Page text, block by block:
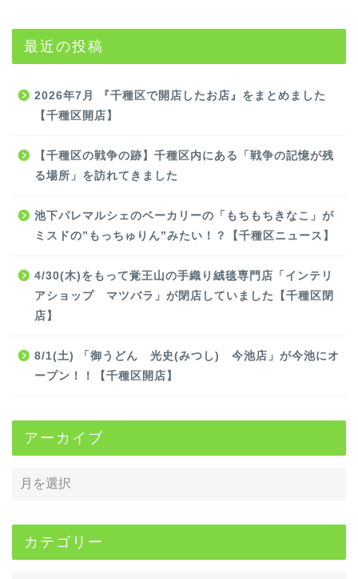
最近の投稿
2026年7月 『千種区で開店したお店』をまとめました
【千種区開店】
【千種区の戦争の跡】千種区内にある「戦争の記憶が残
る場所」を訪れてきました
池下パレマルシェのベーカリーの「もちもちきなこ」が
ミスドの”もっちゅりん”みたい！？【千種区ニュース】
4/30(木)をもって覚王山の手織り絨毯専門店「インテリ
アショップ マツバラ」が閉店していました【千種区閉
店】
8/1(土) 「御うどん 光史(みつし) 今池店」が今池にオ
ープン！！【千種区開店】
アーカイブ
カテゴリー